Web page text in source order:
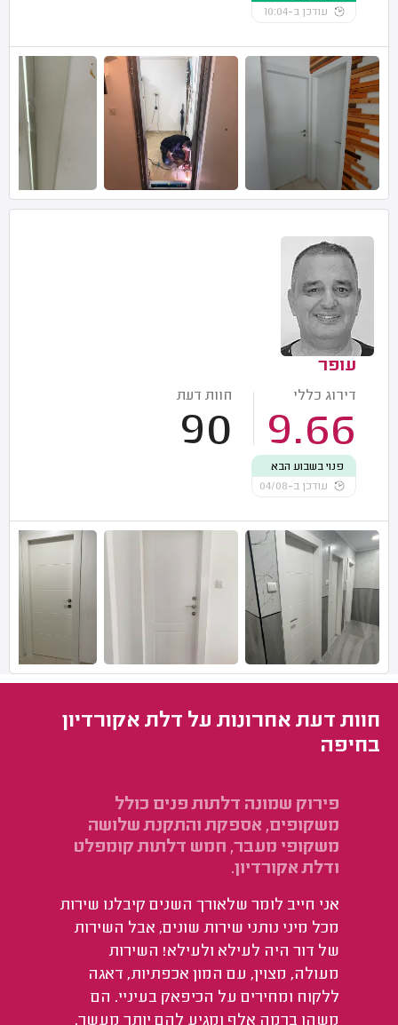
עודכן ב-10:04
עופר
דירוג כללי
9.66
חוות דעת
90
פנוי בשבוע הבא
עודכן ב-04/08
חוות דעת אחרונות על דלת אקורדיון
בחיפה
פירוק שמונה דלתות פנים כולל
משקופים, אספקת והתקנת שלושה
משקופי מעבר, חמש דלתות קומפלט
ודלת אקורדיון.
אני חייב לומר שלאורך השנים קיבלנו שירות
מכל מיני נותני שירות שונים, אבל השירות
של דור היה לעילא ולעילא! השירות
מעולה, מצוין, עם המון אכפתיות, דאגה
ללקוח ומחירים על הכיפאק בעיניי. הם